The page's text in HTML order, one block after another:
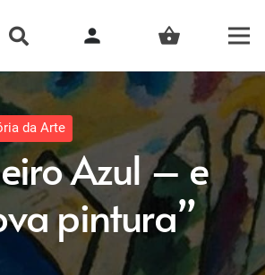
person shopping_basket
da Arte
Azul – e
pintura”